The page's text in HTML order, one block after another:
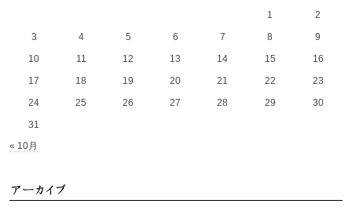
1
2
3
4 5 6 7 8
9
10
11 12 13 14 15
16
17
18 19 20 21 22
23
24
25 26 27 28 29
30
31
« 10月